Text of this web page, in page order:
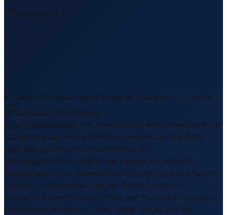
Erwähnt in
–
Weiterführende Links1 Bereiche/Sections • 5 Links▾
Definition & Erklärung
Eine Preisindikation für Seefracht ist eine unverbindliche
Schätzung der Versandkosten, welche die Spedition
oder das Schifffahrtsunternehmen vor
Vertragsabschluss abgibt. Sie basiert auf aktuellen
Marktpreisen, der angebotenen Route, Containertypen
und der Frachtmenge. Bei der Route Ecuador–
Nordafrika beeinflussen Häfen wie Port Said (Ägypten),
Casablanca (Marokko) oder Algier (Algerien) die